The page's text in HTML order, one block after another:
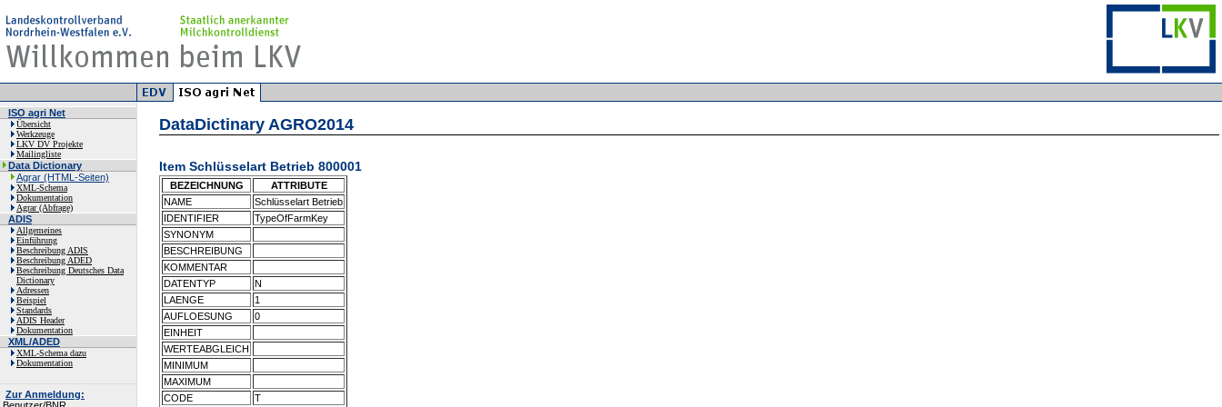
ISO agri Net
Übersicht
Werkzeuge
LKV DV Projekte
Mailingliste
Data Dictionary
Agrar (HTML-Seiten)
XML-Schema
Dokumentation
Agrar (Abfrage)
ADIS
Allgemeines
Einführung
Beschreibung ADIS
Beschreibung ADED
Beschreibung Deutsches Data
Dictionary
Adressen
Beispiel
Standards
ADIS Header
Dokumentation
XML/ADED
XML-Schema dazu
Dokumentation
Zur Anmeldung:
DataDictinary AGRO2014
Item Schlüsselart Betrieb 800001
BEZEICHNUNG
ATTRIBUTE
NAME
Schlüsselart Betrieb
IDENTIFIER
TypeOfFarmKey
SYNONYM
BESCHREIBUNG
KOMMENTAR
DATENTYP
N
LAENGE
1
AUFLOESUNG
0
EINHEIT
WERTEABGLEICH
MINIMUM
MAXIMUM
CODE
T